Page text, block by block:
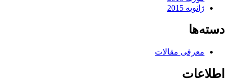
ژانویه 2015
دسته‌ها
معرفی مقالات
اطلاعات